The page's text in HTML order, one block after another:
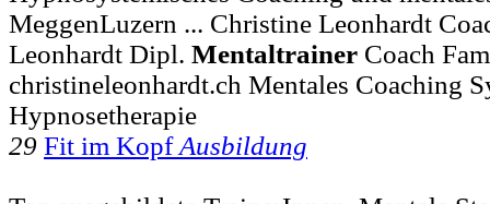
MeggenLuzern ... Christine Leonhardt
Leonhardt Dipl. Mentaltrainer Coach
christineleonhardt.ch Mentales Coaching
Hypnosetherapie
29 Fit im KopfAusbildung